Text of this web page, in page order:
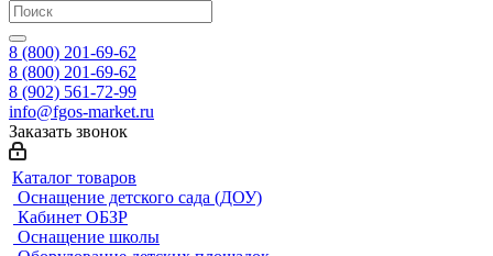
8 (800) 201-69-62
8 (800) 201-69-62
8 (902) 561-72-99
info@fgos-market.ru
Заказать звонок
Каталог товаров
Оснащение детского сада (ДОУ)
Кабинет ОБЗР
Оснащение школы